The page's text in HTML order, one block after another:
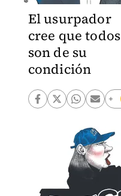
El usurpador
cree que todos
son de su
condición